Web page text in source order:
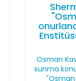
Osman
sunma